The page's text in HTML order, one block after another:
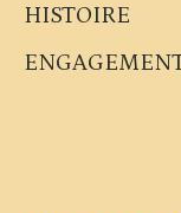
HISTOIRE